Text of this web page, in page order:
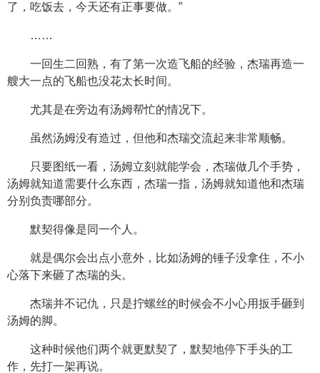
了，吃饭去，今天还有正事要做。”
……
一回生二回熟，有了第一次造飞船的经验，杰瑞再造一
艘大一点的飞船也没花太长时间。
尤其是在旁边有汤姆帮忙的情况下。
虽然汤姆没有造过，但他和杰瑞交流起来非常顺畅。
只要图纸一看，汤姆立刻就能学会，杰瑞做几个手势，
汤姆就知道需要什么东西，杰瑞一指，汤姆就知道他和杰瑞
分别负责哪部分。
默契得像是同一个人。
就是偶尔会出点小意外，比如汤姆的锤子没拿住，不小
心落下来砸了杰瑞的头。
杰瑞并不记仇，只是拧螺丝的时候会不小心用扳手砸到
汤姆的脚。
这种时候他们两个就更默契了，默契地停下手头的工
作，先打一架再说。